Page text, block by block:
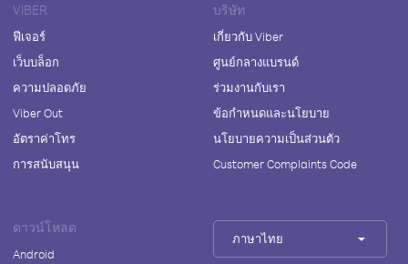
VIBER
ฟีเจอร์
เว็บบล็อก
ความปลอดภัย
Viber Out
อัตราค่าโทร
การสนับสนุน
บริษัท
เกี่ยวกับ Viber
ศูนย์กลางแบรนด์
ร่วมงานกับเรา
ข้อกำหนดและนโยบาย
นโยบายความเป็นส่วนตัว
Customer Complaints Code
ดาวน์โหลด
Android
ภาษาไทย